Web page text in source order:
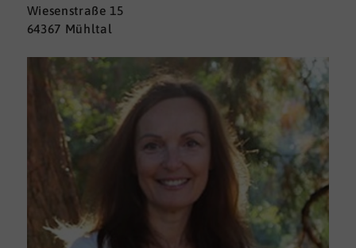
Wiesenstraße 15
64367 Mühltal